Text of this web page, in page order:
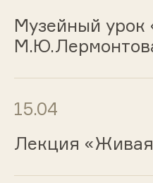
Музейный урок
15.04
Лекция